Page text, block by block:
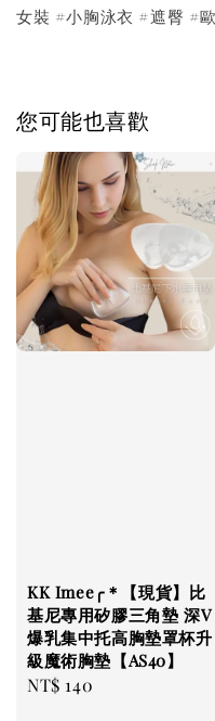
女裝 #小胸泳衣 #遮臀 #
您可能也喜歡
KK Imee╭＊【現貨】比
基尼專用矽膠三角墊 深V
爆乳集中托高胸墊罩杯升
級魔術胸墊【AS40】
Regular
NT$ 140